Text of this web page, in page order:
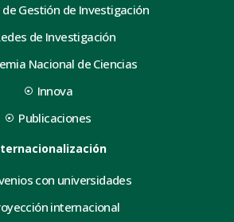
Gestión de Investigación
de Investigación
Nacional de Ciencias
Innova
Publicaciones
con universidades
internacional